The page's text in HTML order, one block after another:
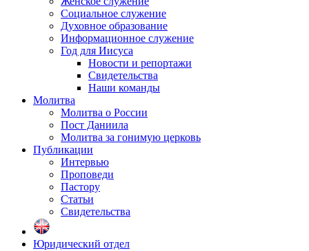
Социальное служение
Духовное образование
Информационное служение
Год для Иисуса
Новости и репортажи
Свидетельства
Наши команды
Молитва
Молитва о России
Пост Даниила
Молитва за гонимую церковь
Публикации
Интервью
Проповеди
Пастору
Статьи
Свидетельства
Юридический отдел